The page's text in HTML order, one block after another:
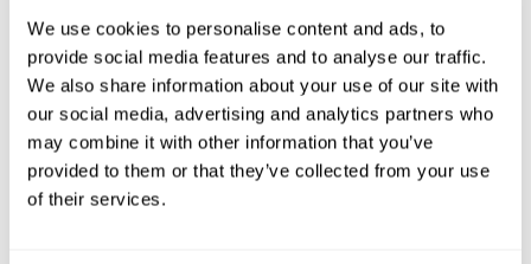
We use cookies to personalise content and ads, to
provide social media features and to analyse our traffic.
We also share information about your use of our site with
our social media, advertising and analytics partners who
may combine it with other information that you’ve
provided to them or that they’ve collected from your use
of their services.
neural específico el cual ayuda a que los circuitos neuronales se
reorganicen y recuperen funciones cognitivas debilitadas o
dañadas.Estimular de manera consistente nuestras habilidades,
puede ayudar a crear nuevas sinapsis, y a que los circuitos
neuronales se reorganicen y mejoren las funciones cognitivas. En
el juego Tenis Melódico se busca estimular capacidades
relacionadas con el reconocimiento y la percepción auditiva.
1ª SEMANA